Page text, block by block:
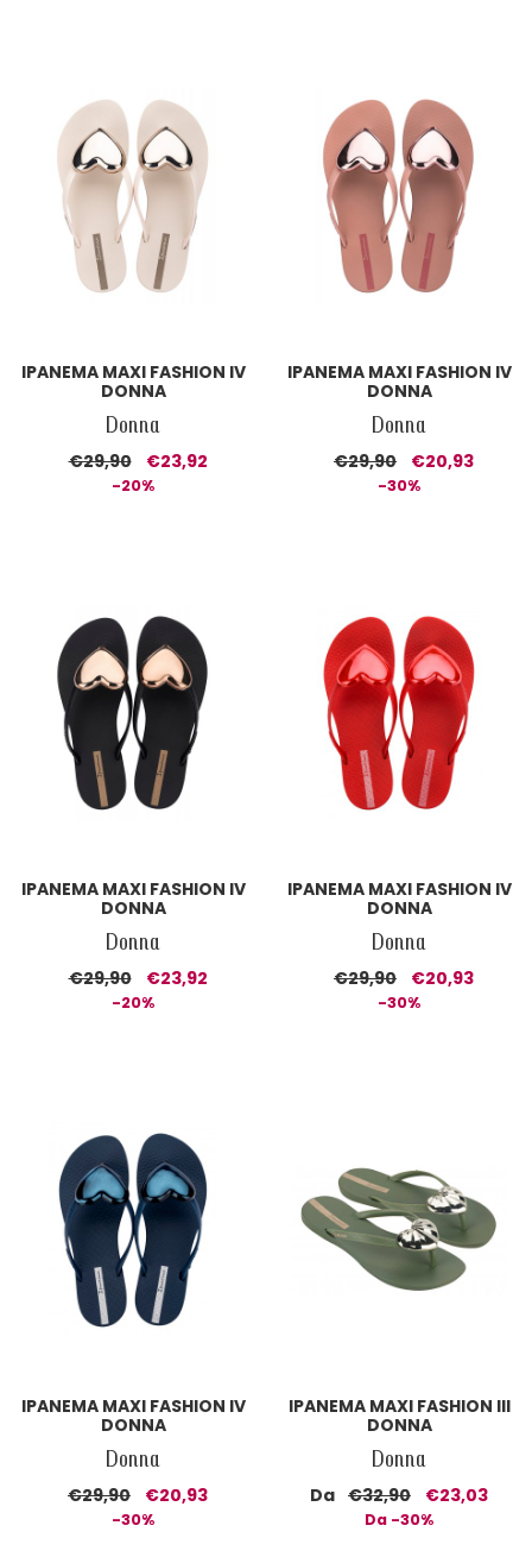
IPANEMA MAXI FASHION IV
DONNA
Donna
€29,90 €23,92
-20%
IPANEMA MAXI FASHION IV
DONNA
Donna
€29,90 €20,93
-30%
IPANEMA MAXI FASHION IV
DONNA
Donna
€29,90 €23,92
-20%
IPANEMA MAXI FASHION IV
DONNA
Donna
€29,90 €20,93
-30%
IPANEMA MAXI FASHION IV
DONNA
Donna
€29,90 €20,93
-30%
IPANEMA MAXI FASHION III
DONNA
Donna
Da €32,90 €23,03
Da -30%